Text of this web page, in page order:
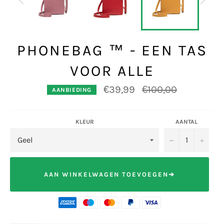
PHONEBAG ™ - EEN TAS
VOOR ALLE
AANBIEDING €39,99
Normale
prijs
€100,00
KLEUR AANTAL
− +
AAN WINKELWAGEN TOEVOEGEN➔